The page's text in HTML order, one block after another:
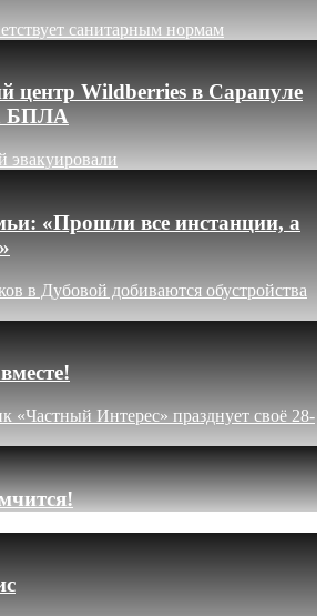
санитарным нормам
центр Wildberries в Сарапуле
БПЛА
эвакуировали
«Прошли все инстанции, а
в Дубовой добиваются обустройства
«Частный Интерес» празднует своё 28-